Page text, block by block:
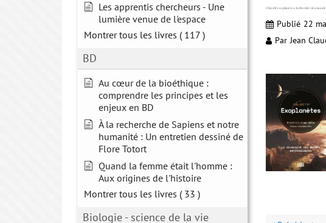
Les apprentis chercheurs - Une
lumière venue de l'espace
Montrer tous les livres ( 117 )
BD
Au cœur de la bioéthique :
comprendre les principes et les
enjeux en BD
À la recherche de Sapiens et notre
humanité : Un entretien dessiné de
Flore Totort
Quand la femme était l'homme :
Aux origines de l'histoire
Montrer tous les livres ( 33 )
Biologie - science de la vie
Objectif exoplanètes : la diversité des
Publié 22
Par Jean